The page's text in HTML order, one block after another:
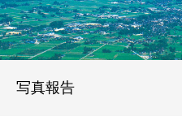
写真報告
活動報告